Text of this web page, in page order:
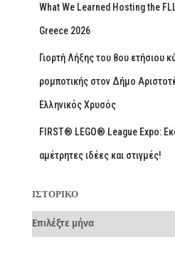
What We Learned Hosting the
Greece 2026
Γιορτή Λήξης του 8ου ετήσιου
ρομποτικής στον Δήμο
Ελληνικός Χρυσός
FIRST® LEGO® League Expo:
αμέτρητες ιδέες και στιγμές!
ΙΣΤΟΡΙΚΌ